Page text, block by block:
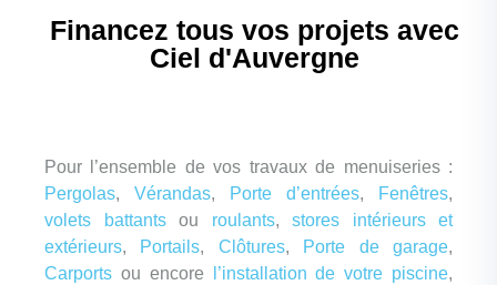
Financez tous vos projets avec
Ciel d'Auvergne
Pour l’ensemble de vos travaux de menuiseries :
Pergolas, Vérandas, Porte d’entrées, Fenêtres,
volets battantsou roulants, stores intérieurs et
extérieurs, Portails, Clôtures, Porte de garage,
Carports ou encore l’installation de votre piscine,